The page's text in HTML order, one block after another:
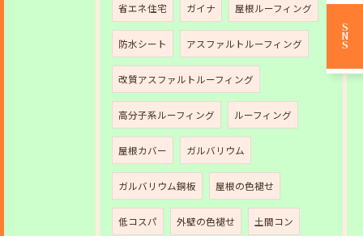
省エネ住宅 ガイナ 屋根ルーフィング
防水シート アスファルトルーフィング
改質アスファルトルーフィング
高分子系ルーフィング ルーフィング
屋根カバー ガルバリウム
ガルバリウム銅板 屋根の色褪せ
低コスパ 外壁の色褪せ 土間コン
SNS